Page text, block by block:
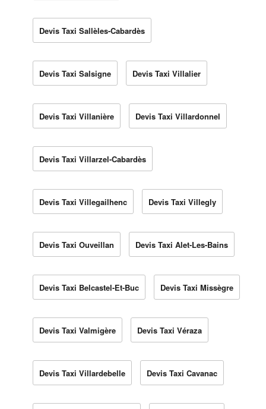
Devis Taxi Sallèles-Cabardès
Devis Taxi Salsigne Devis Taxi Villalier
Devis Taxi Villanière Devis Taxi Villardonnel
Devis Taxi Villarzel-Cabardès
Devis Taxi Villegailhenc Devis Taxi Villegly
Devis Taxi Ouveillan Devis Taxi Alet-Les-Bains
Devis Taxi Belcastel-Et-Buc Devis Taxi Missègre
Devis Taxi Valmigère Devis Taxi Véraza
Devis Taxi Villardebelle Devis Taxi Cavanac